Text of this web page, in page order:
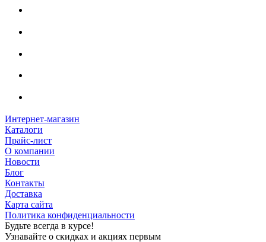
Интернет-магазин
Каталоги
Прайс-лист
О компании
Новости
Блог
Контакты
Доставка
Карта сайта
Политика конфиденциальности
Будьте всегда в курсе!
Узнавайте о скидках и акциях первым